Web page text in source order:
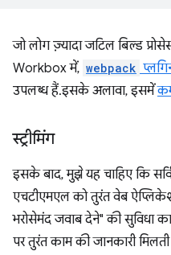
जो लोग ज़्यादा जटिल बिल्ड
Workbox में, webpack
उपलब्ध हैं. इसके अलावा, इसमें
स्ट्रीमिंग
इसके बाद, मुझे यह चाहिए कि
एचटीएमएल को तुरंत वेब
भरोसेमंद जवाब देने" की सुविधा
पर तुरंत काम की जानकारी